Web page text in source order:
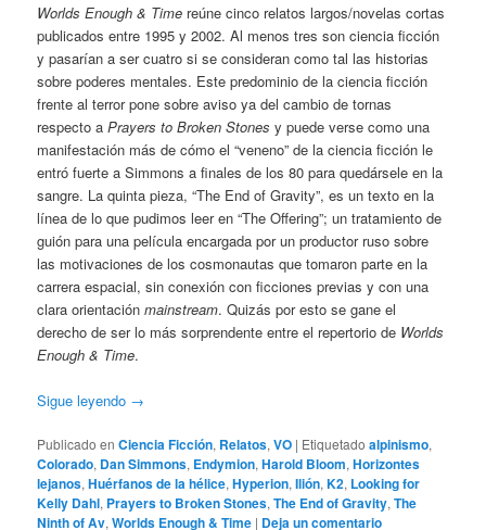
Worlds Enough & Time reúne cinco relatos largos/novelas cortas
publicados entre 1995 y 2002. Al menos tres son ciencia ficción
y pasarían a ser cuatro si se consideran como tal las historias
sobre poderes mentales. Este predominio de la ciencia ficción
frente al terror pone sobre aviso ya del cambio de tornas
respecto aPrayers to Broken Stones y puede verse como una
manifestación más de cómo el “veneno” de la ciencia ficción le
entró fuerte a Simmons a finales de los 80 para quedársele en la
sangre. La quinta pieza, “The End of Gravity”, es un texto en la
línea de lo que pudimos leer en “The Offering”; un tratamiento de
guión para una película encargada por un productor ruso sobre
las motivaciones de los cosmonautas que tomaron parte en la
carrera espacial, sin conexión con ficciones previas y con una
clara orientaciónmainstream. Quizás por esto se gane el
derecho de ser lo más sorprendente entre el repertorio de Worlds
Enough & Time.
Sigue leyendo →
Publicado en Ciencia Ficción, Relatos,VO | Etiquetado alpinismo,
Colorado, Dan Simmons, Endymion,Harold Bloom,Horizontes
lejanos,Huérfanos de la hélice,Hyperion,Ilión,K2, Looking for
Kelly Dahl, Prayers to Broken Stones,The End of Gravity,The
Ninth of Av,Worlds Enough & Time | Deja un comentario